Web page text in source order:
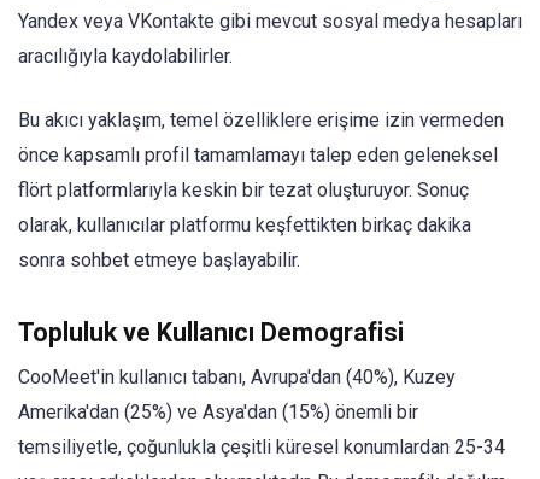
Yandex veya VKontakte gibi mevcut sosyal medya hesapları
aracılığıyla kaydolabilirler.
Bu akıcı yaklaşım, temel özelliklere erişime izin vermeden
önce kapsamlı profil tamamlamayı talep eden geleneksel
flört platformlarıyla keskin bir tezat oluşturuyor. Sonuç
olarak, kullanıcılar platformu keşfettikten birkaç dakika
sonra sohbet etmeye başlayabilir.
Topluluk ve Kullanıcı Demografisi
CooMeet'in kullanıcı tabanı, Avrupa'dan (40%), Kuzey
Amerika'dan (25%) ve Asya'dan (15%) önemli bir
temsiliyetle, çoğunlukla çeşitli küresel konumlardan 25-34